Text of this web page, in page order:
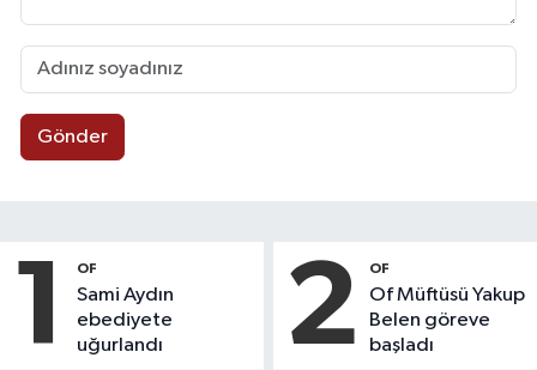
Gönder
1 OF
Sami Aydın
ebediyete
uğurlandı
2 OF
Of Müftüsü Yakup
Belen göreve
başladı